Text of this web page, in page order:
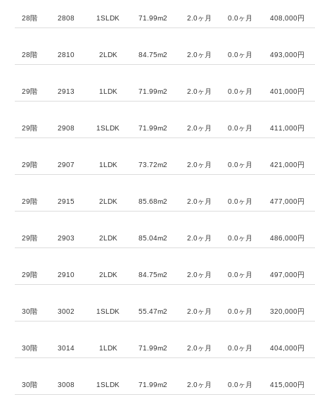
28階 2808 1SLDK 71.99m2 2.0ヶ月 0.0ヶ月 408,000円
28階 2810 2LDK 84.75m2 2.0ヶ月 0.0ヶ月 493,000円
29階 2913 1LDK 71.99m2 2.0ヶ月 0.0ヶ月 401,000円
29階 2908 1SLDK 71.99m2 2.0ヶ月 0.0ヶ月 411,000円
29階 2907 1LDK 73.72m2 2.0ヶ月 0.0ヶ月 421,000円
29階 2915 2LDK 85.68m2 2.0ヶ月 0.0ヶ月 477,000円
29階 2903 2LDK 85.04m2 2.0ヶ月 0.0ヶ月 486,000円
29階 2910 2LDK 84.75m2 2.0ヶ月 0.0ヶ月 497,000円
30階 3002 1SLDK 55.47m2 2.0ヶ月 0.0ヶ月 320,000円
30階 3014 1LDK 71.99m2 2.0ヶ月 0.0ヶ月 404,000円
30階 3008 1SLDK 71.99m2 2.0ヶ月 0.0ヶ月 415,000円